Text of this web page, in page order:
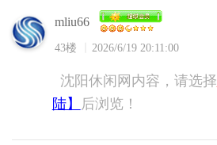
mliu66
43楼 2026/6/19 20:11:00
沈阳休闲网内容，请选择
陆】
后浏览！